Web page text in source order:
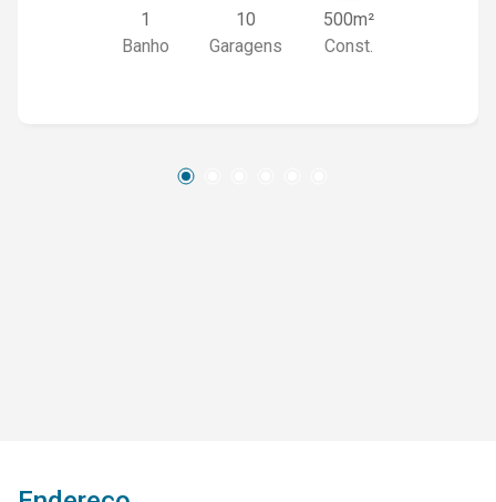
1
Banho
10
Garagens
500m²
Const.